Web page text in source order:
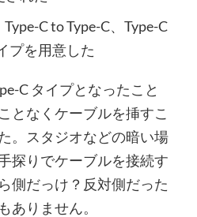
C to Type-C、Type-C
プを用意した
C タイプとなったこと
となくケーブルを挿すこ
。スタジオなどの暗い場
探りでケーブルを接続す
側だっけ？反対側だった
ありません。